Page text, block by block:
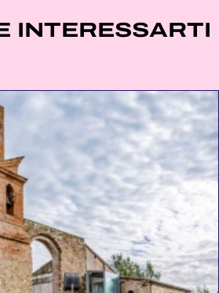
INTERESSARTI